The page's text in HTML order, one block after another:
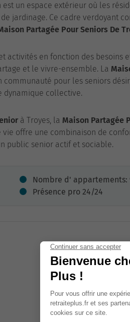
un espace extérieur où les
jardinage. Ce cadre verdoyant
Partagée Pour Seniors De
activités en fonction des besoins
et le vivre-ensemble. La
communauté pour les seniors
dynamique collective.
à Troyes, la Maison Partagée
vie offre une combinaison de
public senior actif et sociable.
Nombre d' appartements:
Présence pro 24/24
Ascenseur
Animations